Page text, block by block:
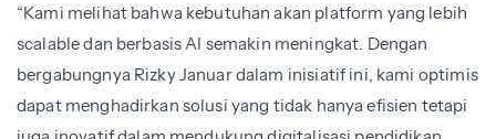
“Kami melihat bahwa kebutuhan akan platform yang lebih
scalable dan berbasis AI semakin meningkat. Dengan
bergabungnya Rizky Januar dalam inisiatif ini, kami optimis
dapat menghadirkan solusi yang tidak hanya efisien tetapi